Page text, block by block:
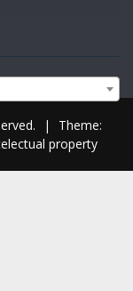
|
Theme:
property